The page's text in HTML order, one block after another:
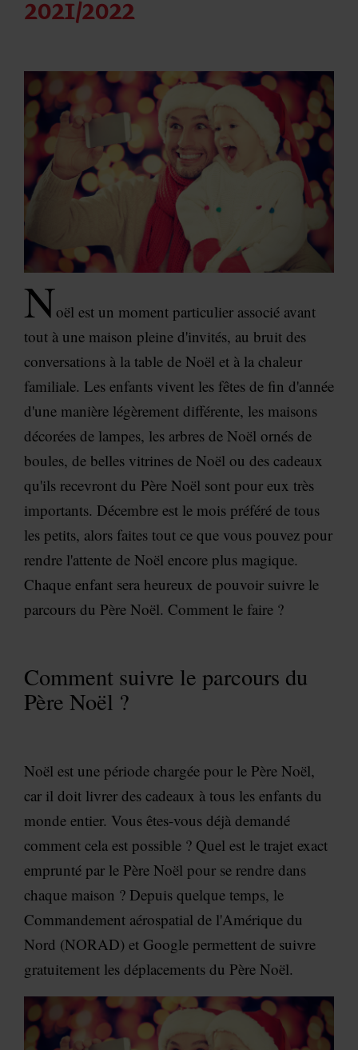
2021/2022
Noël est un moment particulier associé avant
tout à une maison pleine d'invités, au bruit des
conversations à la table de Noël et à la chaleur
familiale. Les enfants vivent les fêtes de fin d'année
d'une manière légèrement différente, les maisons
décorées de lampes, les arbres de Noël ornés de
boules, de belles vitrines de Noël ou des cadeaux
qu'ils recevront du Père Noël sont pour eux très
importants. Décembre est le mois préféré de tous
les petits, alors faites tout ce que vous pouvez pour
rendre l'attente de Noël encore plus magique.
Chaque enfant sera heureux de pouvoir suivre le
parcours du Père Noël. Comment le faire ?
Comment suivre le parcours du
Père Noël ?
Noël est une période chargée pour le Père Noël,
car il doit livrer des cadeaux à tous les enfants du
monde entier. Vous êtes-vous déjà demandé
comment cela est possible ? Quel est le trajet exact
emprunté par le Père Noël pour se rendre dans
chaque maison ? Depuis quelque temps, le
Commandement aérospatial de l'Amérique du
Nord (NORAD) et Google permettent de suivre
gratuitement les déplacements du Père Noël.